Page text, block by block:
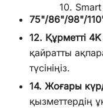
10.
75"/86"/98"/
12. Құрметті
қайратты
түсініңіз.
14. Жоғары
қызметтердің